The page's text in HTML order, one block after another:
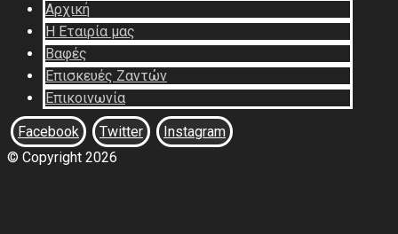
Αρχική
Η Εταιρία μας
Βαφές
Επισκευές Ζαντών
Επικοινωνία
Facebook
Twitter
Instagram
© Copyright 2026